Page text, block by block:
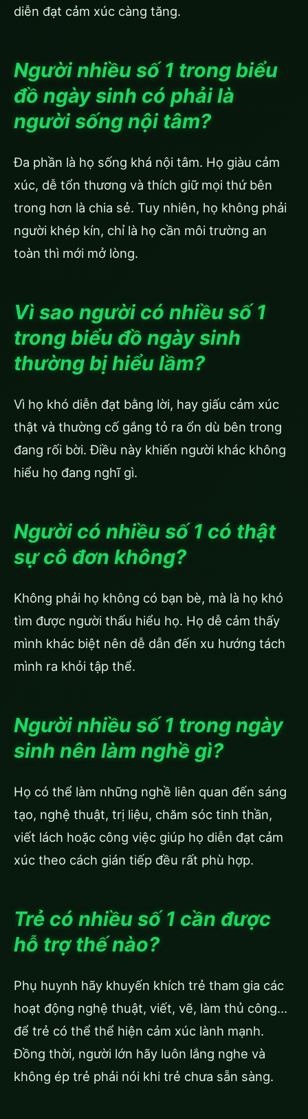
diễn đạt cảm xúc càng tăng.
Người nhiều số 1 trong biểu
đồ ngày sinh có phải là
người sống nội tâm?
Đa phần là họ sống khá nội tâm. Họ giàu cảm
xúc, dễ tổn thương và thích giữ mọi thứ bên
trong hơn là chia sẻ. Tuy nhiên, họ không phải
người khép kín, chỉ là họ cần môi trường an
toàn thì mới mở lòng.
Vì sao người có nhiều số 1
trong biểu đồ ngày sinh
thường bị hiểu lầm?
Vì họ khó diễn đạt bằng lời, hay giấu cảm xúc
thật và thường cố gắng tỏ ra ổn dù bên trong
đang rối bời. Điều này khiến người khác không
hiểu họ đang nghĩ gì.
Người có nhiều số 1 có thật
sự cô đơn không?
Không phải họ không có bạn bè, mà là họ khó
tìm được người thấu hiểu họ. Họ dễ cảm thấy
mình khác biệt nên dễ dẫn đến xu hướng tách
mình ra khỏi tập thể.
Người nhiều số 1 trong ngày
sinh nên làm nghề gì?
Họ có thể làm những nghề liên quan đến sáng
tạo, nghệ thuật, trị liệu, chăm sóc tinh thần,
viết lách hoặc công việc giúp họ diễn đạt cảm
xúc theo cách gián tiếp đều rất phù hợp.
Trẻ có nhiều số 1 cần được
hỗ trợ thế nào?
Phụ huynh hãy khuyến khích trẻ tham gia các
hoạt động nghệ thuật, viết, vẽ, làm thủ công…
để trẻ có thể thể hiện cảm xúc lành mạnh.
Đồng thời, người lớn hãy luôn lắng nghe và
không ép trẻ phải nói khi trẻ chưa sẵn sàng.